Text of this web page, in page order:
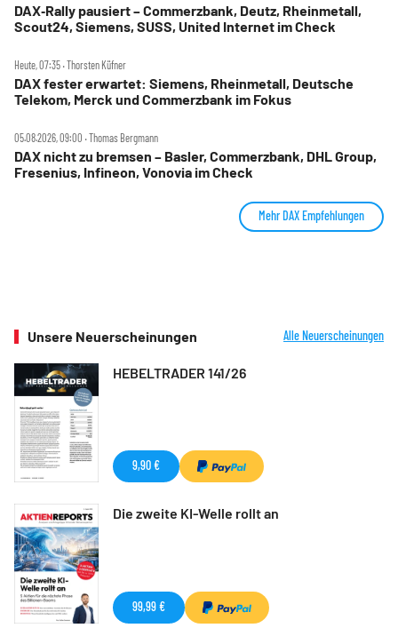
DAX‑Rally pausiert – Commerzbank, Deutz, Rheinmetall,
Scout24, Siemens, SUSS, United Internet im Check
Heute, 07:35 ‧ Thorsten Küfner
DAX fester erwartet: Siemens, Rheinmetall, Deutsche
Telekom, Merck und Commerzbank im Fokus
05.08.2026, 09:00 ‧ Thomas Bergmann
DAX nicht zu bremsen – Basler, Commerzbank, DHL Group,
Fresenius, Infineon, Vonovia im Check
Mehr DAX Empfehlungen
Unsere Neuerscheinungen Alle Neuerscheinungen
HEBELTRADER 141/26
9,90 €
Die zweite KI-Welle rollt an
99,99 €